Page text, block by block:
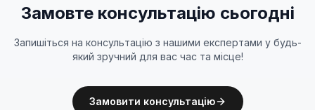
Замовте консультацію сьогодні
Запишіться на консультацію з нашими експертами у будь-
який зручний для вас час та місце!
Замовити консультацію